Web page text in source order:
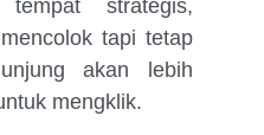
strategis,
tapi tetap
akan lebih
mengklik.